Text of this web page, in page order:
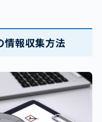
情報収集方法